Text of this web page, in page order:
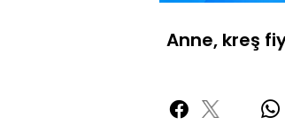
Anne, kreş